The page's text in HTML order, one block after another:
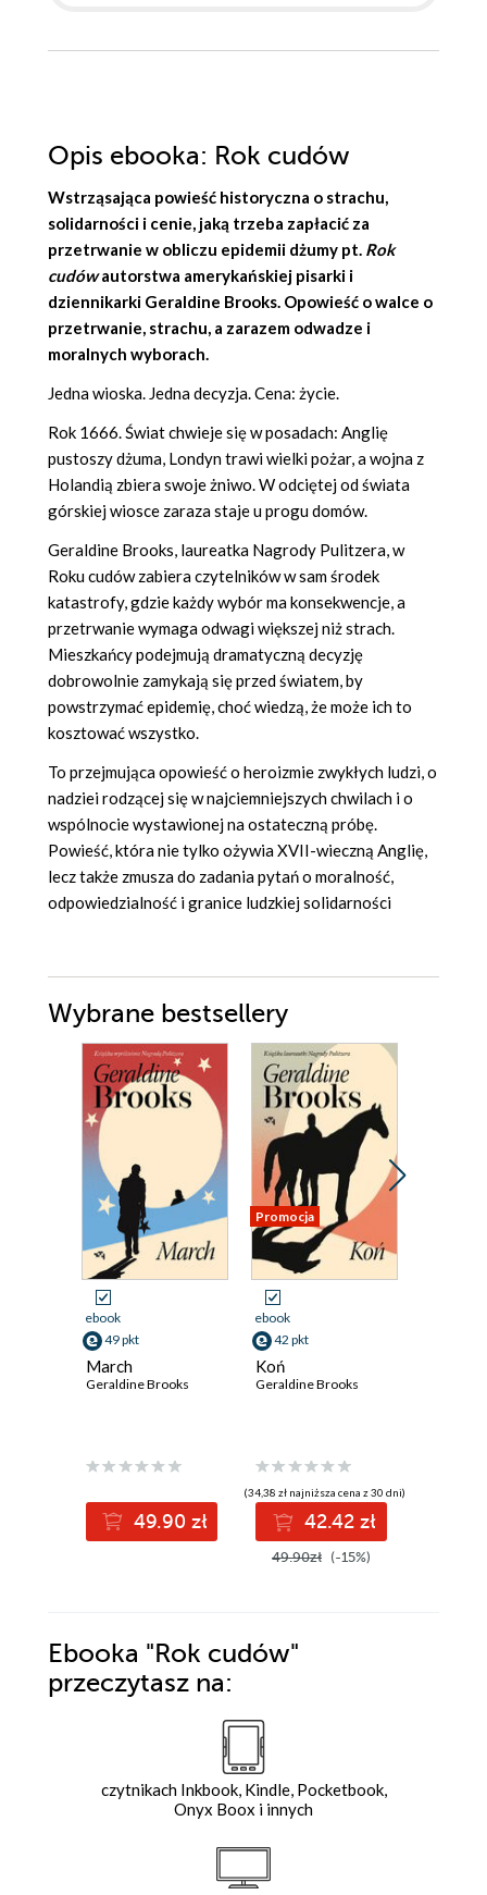
Opis ebooka: Rok cudów
Wstrząsająca powieść historyczna o strachu,
solidarności i cenie, jaką trzeba zapłacić za
przetrwanie w obliczu epidemii dżumy pt. Rok
cudówautorstwa amerykańskiej pisarki i
dziennikarki Geraldine Brooks. Opowieść o walce o
przetrwanie, strachu, a zarazem odwadze i
moralnych wyborach.
Jedna wioska. Jedna decyzja. Cena: życie.
Rok 1666. Świat chwieje się w posadach: Anglię
pustoszy dżuma, Londyn trawi wielki pożar, a wojna z
Holandią zbiera swoje żniwo. W odciętej od świata
górskiej wiosce zaraza staje u progu domów.
Geraldine Brooks, laureatka Nagrody Pulitzera, w
Roku cudów zabiera czytelników w sam środek
katastrofy, gdzie każdy wybór ma konsekwencje, a
przetrwanie wymaga odwagi większej niż strach.
Mieszkańcy podejmują dramatyczną decyzję
dobrowolnie zamykają się przed światem, by
powstrzymać epidemię, choć wiedzą, że może ich to
kosztować wszystko.
To przejmująca opowieść o heroizmie zwykłych ludzi, o
nadziei rodzącej się w najciemniejszych chwilach i o
wspólnocie wystawionej na ostateczną próbę.
Powieść, która nie tylko ożywia XVII-wieczną Anglię,
lecz także zmusza do zadania pytań o moralność,
odpowiedzialność i granice ludzkiej solidarności
Wybrane bestsellery
ebook
49 pkt
March
Geraldine Brooks
49.90 zł
Promocja
ebook
42 pkt
Koń
Geraldine Brooks
(34,38 zł najniższa cena z 30 dni)
42.42 zł
49.90zł (-15%)
Ebooka "Rok cudów"
przeczytasz na:
czytnikach Inkbook, Kindle, Pocketbook,
Onyx Boox i innych